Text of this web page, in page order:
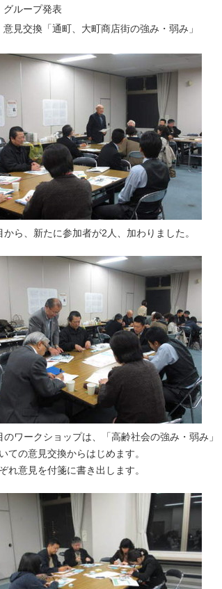
グループ発表
意見交換「通町、大町商店街の強み・弱み」
から、新たに参加者が2人、加わりました。
のワークショップは、「高齢社会の強み・弱み」
ての意見交換からはじめます。
れ意見を付箋に書き出します。